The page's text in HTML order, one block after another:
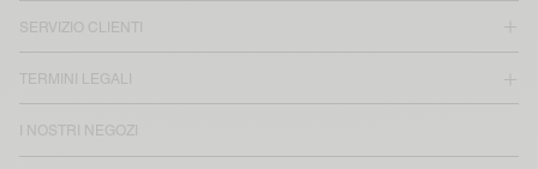
SERVIZIO CLIENTI
TERMINI LEGALI
I NOSTRI NEGOZI